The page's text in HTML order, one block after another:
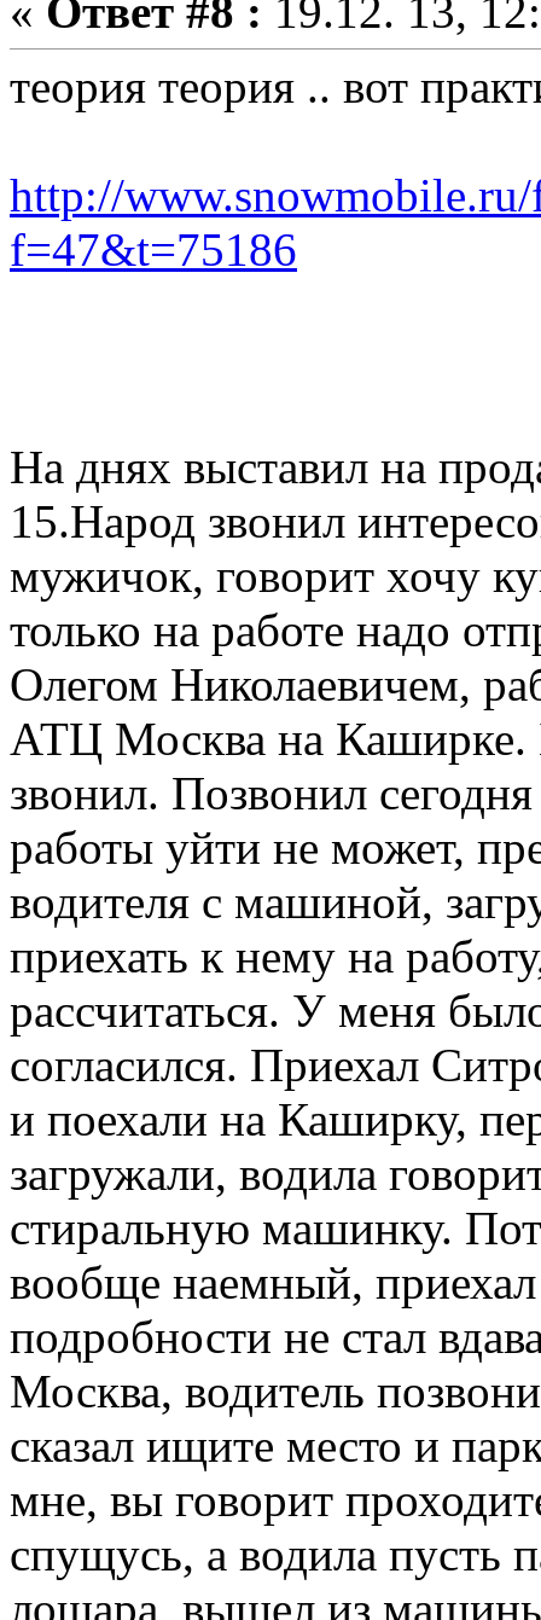
« Ответ #8 : 19.12. 13,
теория теория .. вот
http://
f=47&t=75186
На днях выставил на
15.Народ звонил
мужичок, говорит хочу
только на работе надо
Олегом Николаевичем,
АТЦ Москва на Каширке.
звонил. Позвонил
работы уйти не может,
водителя с машиной,
приехать к нему на
рассчитаться. У меня
согласился. Приехал
и поехали на Каширку,
загружали, водила
стиральную машинку.
вообще наемный, приехал
подробности не стал
Москва, водитель
сказал ищите место и
мне, вы говорит
спущусь, а водила пусть
лошара, вышел из